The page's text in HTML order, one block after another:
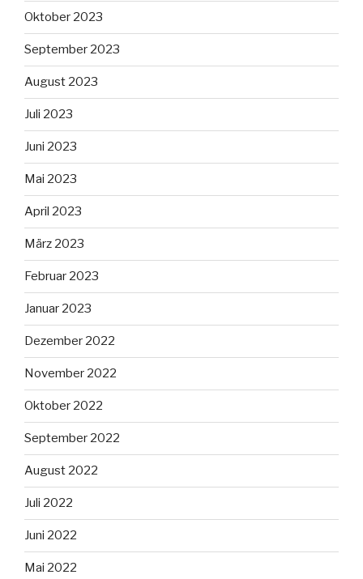
Oktober 2023
September 2023
August 2023
Juli 2023
Juni 2023
Mai 2023
April 2023
März 2023
Februar 2023
Januar 2023
Dezember 2022
November 2022
Oktober 2022
September 2022
August 2022
Juli 2022
Juni 2022
Mai 2022